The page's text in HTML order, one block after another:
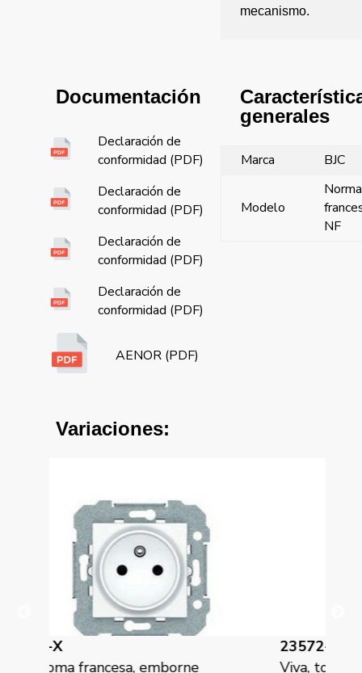
mecanismo.
Documentación
Declaración de
conformidad (PDF)
Declaración de
conformidad (PDF)
Declaración de
conformidad (PDF)
Declaración de
conformidad (PDF)
AENOR (PDF)
generales
Marca BJC
Modelo
Norma
NF
Variaciones:
Viva, toma francesa, tornillo